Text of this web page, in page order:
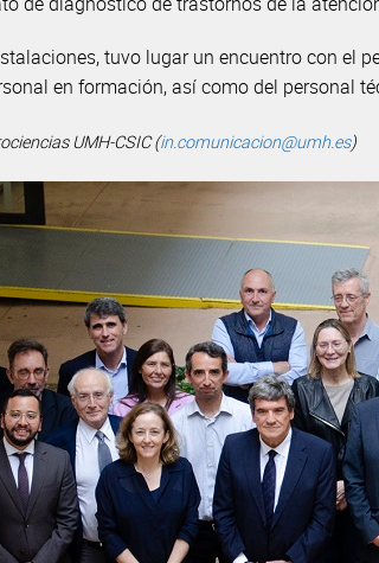
tuvo lugar un encuentro con el
en formación, así como del personal
UMH-CSIC (in.comunicacion@umh.es)